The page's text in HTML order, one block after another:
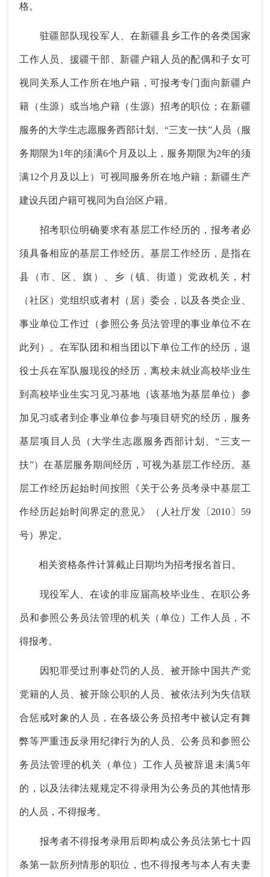
格。
驻疆部队现役军人、在新疆县乡工作的各类国家
工作人员、援疆干部、新疆户籍人员的配偶和子女可
视同关系人工作所在地户籍，可报考专门面向新疆户
籍（生源）或当地户籍（生源）招考的职位；在新疆
服务的大学生志愿服务西部计划、“三支一扶”人员（服
务期限为1年的须满6个月及以上，服务期限为2年的须
满12个月及以上）可视同服务所在地户籍；新疆生产
建设兵团户籍可视同为自治区户籍。
招考职位明确要求有基层工作经历的，报考者必
须具备相应的基层工作经历。基层工作经历，是指在
县（市、区、旗）、乡（镇、街道）党政机关，村
（社区）党组织或者村（居）委会，以及各类企业、
事业单位工作过（参照公务员法管理的事业单位不在
此列）。在军队团和相当团以下单位工作的经历，退
役士兵在军队服现役的经历，离校未就业高校毕业生
到高校毕业生实习见习基地（该基地为基层单位）参
加见习或者到企事业单位参与项目研究的经历，服务
基层项目人员（大学生志愿服务西部计划、“三支一
扶”）在基层服务期间经历，可视为基层工作经历。基
层工作经历起始时间按照《关于公务员考录中基层工
作经历起始时间界定的意见》（人社厅发〔2010〕59
号）界定。
相关资格条件计算截止日期均为招考报名首日。
现役军人、在读的非应届高校毕业生、在职公务
员和参照公务员法管理的机关（单位）工作人员，不
得报考。
因犯罪受过刑事处罚的人员、被开除中国共产党
党籍的人员、被开除公职的人员、被依法列为失信联
合惩戒对象的人员，在各级公务员招考中被认定有舞
弊等严重违反录用纪律行为的人员、公务员和参照公
务员法管理的机关（单位）工作人员被辞退未满5年
的，以及法律法规规定不得录用为公务员的其他情形
的人员，不得报考。
报考者不得报考录用后即构成公务员法第七十四
条第一款所列情形的职位，也不得报考与本人有夫妻